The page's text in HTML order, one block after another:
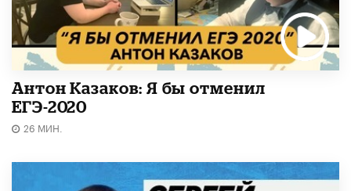
Антон Казаков: Я бы отменил
ЕГЭ-2020
26 МИН.